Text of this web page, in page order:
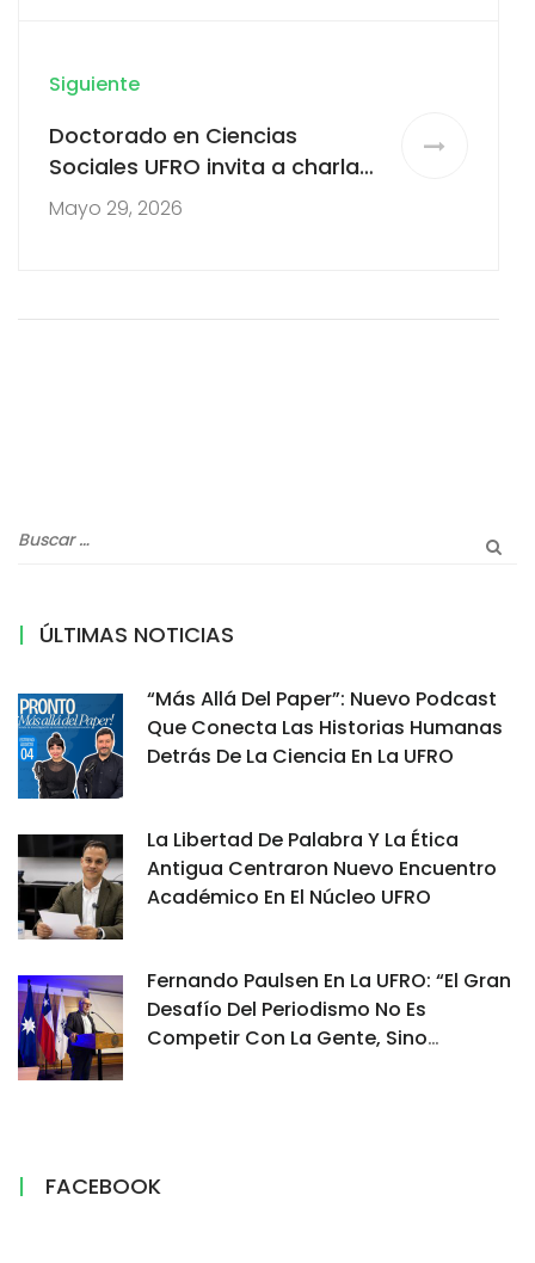
Siguiente
Doctorado en Ciencias
Sociales UFRO invita a charla
sobre la carrera académica
con investigador del Instituto
Mayo 29, 2026
ÚLTIMAS NOTICIAS
“Más Allá Del Paper”: Nuevo Podcast
Que Conecta Las Historias Humanas
Detrás De La Ciencia En La UFRO
La Libertad De Palabra Y La Ética
Antigua Centraron Nuevo Encuentro
Académico En El Núcleo UFRO
Fernando Paulsen En La UFRO: “El Gran
Desafío Del Periodismo No Es
Competir Con La Gente, Sino
FACEBOOK